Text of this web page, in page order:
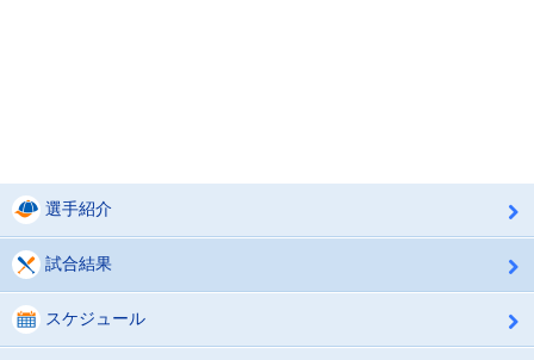
選手紹介
試合結果
スケジュール